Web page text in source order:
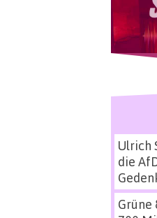
Ulrich
die
Grüne